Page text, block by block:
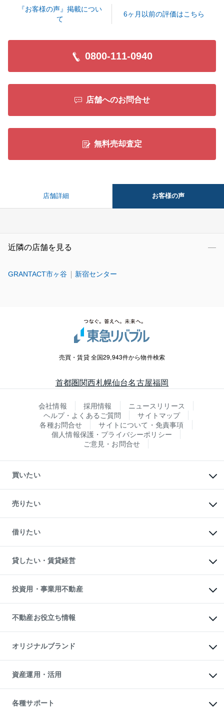
閉じる
『お客様の声』掲載につい
て
6ヶ月以前の評価はこちら
0800-111-0940
店舗へのお問合せ
無料売却査定
店舗詳細 お客様の声
近隣の店舗を見る
GRANTACT市ヶ谷 新宿センター
売買・賃貸 全国29,943件から物件検索
首都圏関西札幌仙台名古屋福岡
会社情報 採用情報
ニュースリリース
ヘルプ・よくあるご質問
サイトマップ
各種お問合せ
サイトについて・免責事項
個人情報保護・プライバシーポリシー
ご意見・お問合せ
買いたい
新築・分譲マンションの購入
中古マンションの購入
一戸建ての購入
中古一戸建ての購入
不動産購入の流れ
注目キーワード物件特集
購入ガイド
English 繁体中文簡体中文
売りたい
一戸建ての売却・査定
土地の売却・査定
スピードAI査定
不動産査定について
不動産売却の流れ
不動産買換えの流れ
売却ガイド
借りたい
オフィス・店舗の賃貸
借りるときの流れ
借りるガイド
貸したい・賃貸経営
マンション賃料データ
賃貸管理プラン
リロケーションについて
貸すガイド
投資用・事業用不動産
事業用不動産
マンション投資
投資用マンション
アパート経営
収益物件
ビル購入（ビル一棟）
投資用不動産の売却査定
事業用不動産の売却査定
不動産お役立ち情報
マンションライブラリー
人気マンションランキング
暮らしに役立つ不動産メディア
不動産相場・不動産価格情報
不動産コラム・ニュース
不動産用語集
不動産なんでもネット相談室
オリジナルブランド
一棟リノベーションマンション
L`GENTE（ルジェンテ）
区分リノベーションマンション
投資用一棟レジデンスWELL
資産運用・活用
不動産M&A
アセットマネジメント・出資
各種サポート